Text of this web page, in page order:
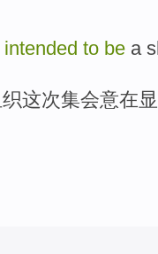
intended to be a
这次集会意在